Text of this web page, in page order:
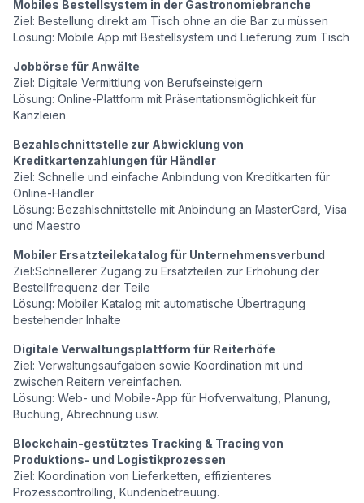
Mobiles Bestellsystem in der Gastronomiebranche
Ziel: Bestellung direkt am Tisch ohne an die Bar zu müssen
Lösung: Mobile App mit Bestellsystem und Lieferung zum Tisch
Jobbörse für Anwälte
Ziel: Digitale Vermittlung von Berufseinsteigern
Lösung: Online-Plattform mit Präsentationsmöglichkeit für
Kanzleien
Bezahlschnittstelle zur Abwicklung von
Kreditkartenzahlungen für Händler
Ziel: Schnelle und einfache Anbindung von Kreditkarten für
Online-Händler
Lösung: Bezahlschnittstelle mit Anbindung an MasterCard, Visa
und Maestro
Mobiler Ersatzteilekatalog für Unternehmensverbund
Ziel:Schnellerer Zugang zu Ersatzteilen zur Erhöhung der
Bestellfrequenz der Teile
Lösung: Mobiler Katalog mit automatische Übertragung
bestehender Inhalte
Digitale Verwaltungsplattform für Reiterhöfe
Ziel: Verwaltungsaufgaben sowie Koordination mit und
zwischen Reitern vereinfachen.
Lösung: Web- und Mobile-App für Hofverwaltung, Planung,
Buchung, Abrechnung usw.
Blockchain-gestütztes Tracking & Tracing von
Produktions- und Logistikprozessen
Ziel: Koordination von Lieferketten, effizienteres
Prozesscontrolling, Kundenbetreuung.